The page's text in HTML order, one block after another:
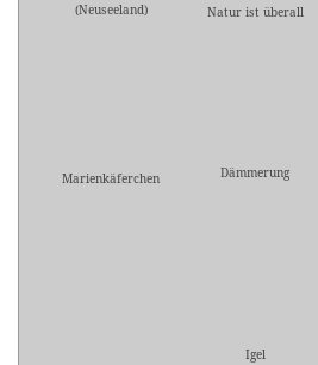
(Neuseeland)
Natur ist überall
Marienkäferchen
Dämmerung
Igel